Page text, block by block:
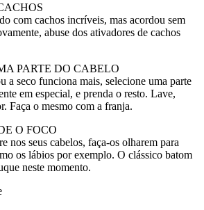
com cachos incríveis, mas acordou sem
abuse dos ativadores de cachos
PARTE DO CABELO
a seco funciona mais, selecione uma parte
em especial, e prenda o resto. Lave,
Faça o mesmo com a franja.
O FOCO
nos seus cabelos, faça-os olharem para
os lábios por exemplo. O clássico batom
neste momento.